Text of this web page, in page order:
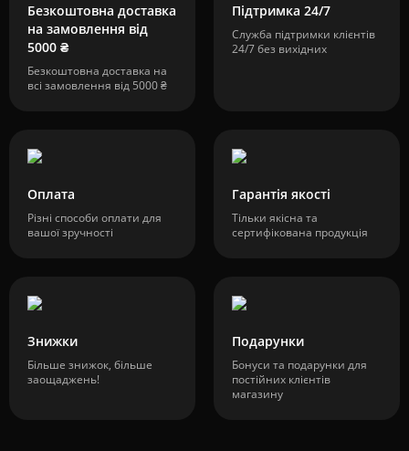
Безкоштовна доставка
на замовлення від
5000 ₴
Безкоштовна доставка на
всі замовлення від 5000 ₴
Підтримка 24/7
Служба підтримки клієнтів
24/7 без вихідних
Оплата
Різні способи оплати для
вашої зручності
Гарантія якості
Тільки якісна та
сертифікована продукція
Знижки
Більше знижок, більше
заощаджень!
Подарунки
Бонуси та подарунки для
постійних клієнтів
магазину